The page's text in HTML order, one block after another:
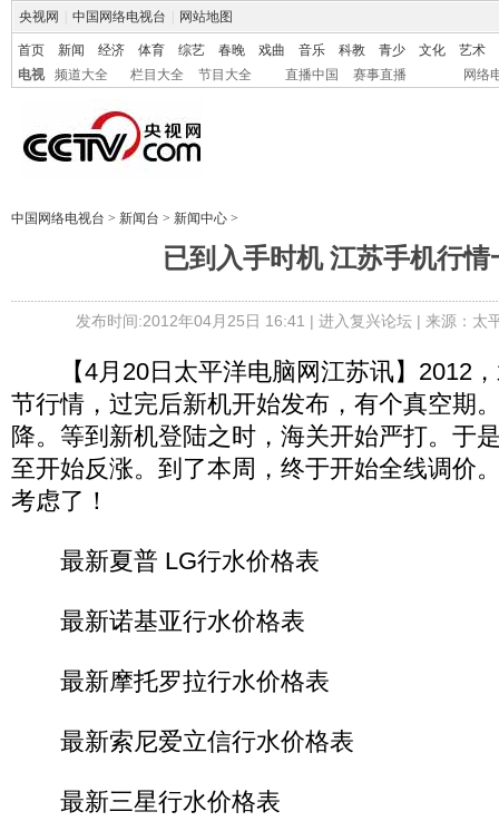
央视网 中国网络电视台 网站地图
首页 新闻 经济 体育 综艺 春晚 戏曲 音乐 科教 青少 文化
艺术
电视
频道大全 栏目大全 节目大全 直播中国 赛事直播 网络
中国网络电视台 > 新闻台 > 新闻中心 >
已到入手时机 江苏手机行情
发布时间:2012年04月25日 16:41 | 进入复兴论坛| 来源：太
【4月20日太平洋电脑网江苏讯】2012，
节行情，过完后新机开始发布，有个真空期
降。等到新机登陆之时，海关开始严打。于
至开始反涨。到了本周，终于开始全线调价
考虑了！
最新夏普 LG行水价格表
最新诺基亚行水价格表
最新摩托罗拉行水价格表
最新索尼爱立信行水价格表
最新三星行水价格表